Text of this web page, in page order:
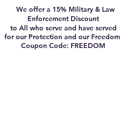
We offer a 15% Military & Law
Enforcement Discount
to All who serve and have served
for our Protection and our Freedom
Coupon Code: FREEDOM